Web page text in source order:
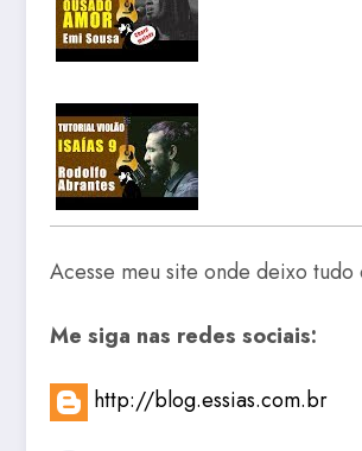
Acesse meu site onde deixo
Me siga nas redes sociais:
http://blog.essias.com.br